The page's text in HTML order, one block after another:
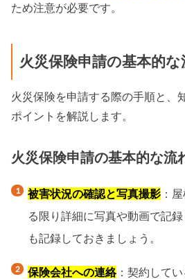
ため注意が必要です。
火災保険申請の基本的
火災保険を申請する際の手順と、
ポイントを解説します。
火災保険申請の基本的な流
被害状況の確認と写真撮影：屋
る限り詳細に写真や動画で記
も記録しておきましょう。
保険会社への連絡：契約してい